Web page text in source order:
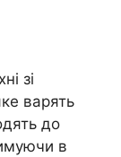
зі
варять
до
в